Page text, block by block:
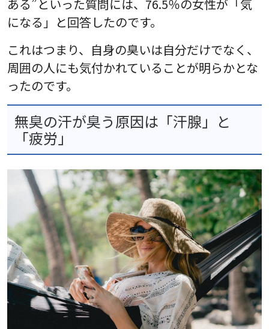
ある”といった質問には、76.5％の女性が「気
になる」と回答したのです。
これはつまり、自身の臭いは自分だけでなく、
周囲の人にも気付かれていることが明らかとな
ったのです。
無臭の汗が臭う原因は「汗腺」と
「疲労」